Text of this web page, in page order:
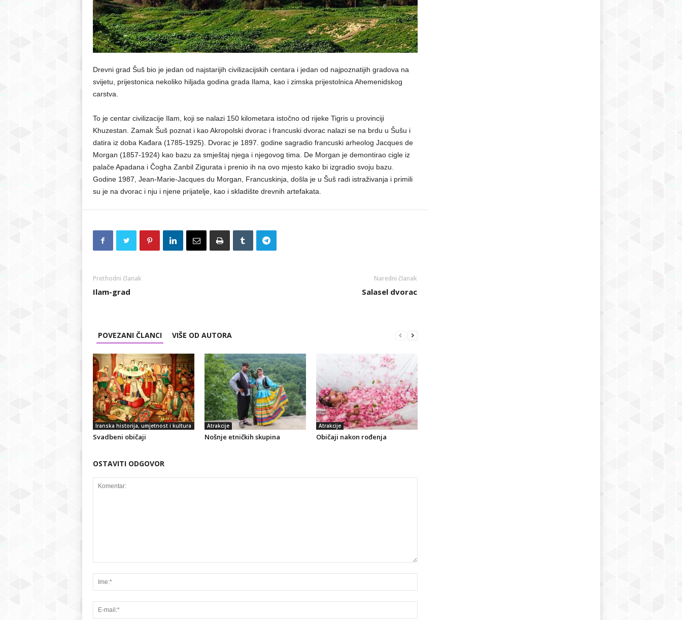
r
S
a
j
e
v
Drevni grad Šuš bio je jedan od najstarijih civilizacijskih centara i jedan od najpoznatijih gradova na
svijetu, prijestonica nekoliko hiljada godina grada Ilama, kao i zimska prijestolnica Ahemenidskog
carstva.
To je centar civilizacije Ilam, koji se nalazi 150 kilometara istočno od rijeke Tigris u provinciji
Khuzestan. Zamak Šuš poznat i kao Akropolski dvorac i francuski dvorac nalazi se na brdu u Šušu i
datira iz doba Kađara (1785-1925). Dvorac je 1897. godine sagradio francuski arheolog Jacques de
Morgan (1857-1924) kao bazu za smještaj njega i njegovog tima. De Morgan je demontirao cigle iz
palače Apadana i Čogha Zanbil Zigurata i prenio ih na ovo mjesto kako bi izgradio svoju bazu.
Godine 1987, Jean-Marie-Jacques du Morgan, Francuskinja, došla je u Šuš radi istraživanja i primili
su je na dvorac i nju i njene prijatelje, kao i skladište drevnih artefakata.
Prethodni članak
Ilam-grad
Naredni članak
Salasel dvorac
POVEZANI ČLANCI VIŠE OD AUTORA
Iranska historija, umjetnost i kultura
Svadbeni običaji
Atrakcije
Nošnje etničkih skupina
Atrakcije
Običaji nakon rođenja
OSTAVITI ODGOVOR